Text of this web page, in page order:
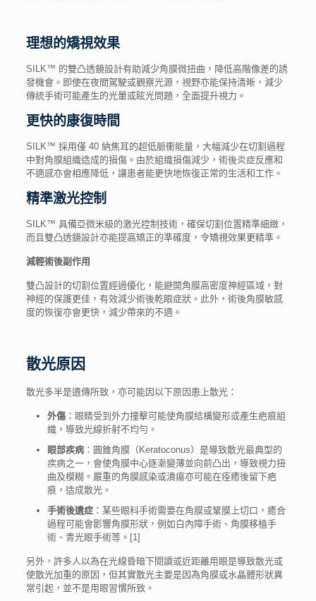
理想的矯視效果
SILK™ 的雙凸透鏡設計有助減少角膜微扭曲，降低高階像差的誘
發機會。即使在夜間駕駛或觀察光源，視野亦能保持清晰，減少
傳統手術可能產生的光暈或眩光問題，全面提升視力。
更快的康復時間
SILK™ 採用僅 40 納焦耳的超低脈衝能量，大幅減少在切割過程
中對角膜組織造成的損傷。由於組織損傷減少，術後炎症反應和
不適感亦會相應降低，讓患者能更快地恢復正常的生活和工作。
精準激光控制
SILK™ 具備亞微米級的激光控制技術，確保切割位置精準細緻，
而且雙凸透鏡設計亦能提高矯正的準確度，令矯視效果更精準。
減輕術後副作用
雙凸設計的切割位置經過優化，能避開角膜高密度神經區域，對
神經的保護更佳，有效減少術後乾眼症狀。此外，術後角膜敏感
度的恢復亦會更快，減少帶來的不適。
散光原因
散光多半是遺傳所致，亦可能因以下原因 患上散光：
外傷：眼睛受到外力撞擊可能使角膜結構變形或產生疤痕組
織，導致光線折射不均勻。
眼部疾病：圓錐角膜（Keratoconus）是導致散光最典型的
疾病之一，會使角膜中心逐漸變薄並向前凸出，導致視力扭
曲及模糊。嚴重的角膜感染或潰瘍亦可能在痊癒後留下疤
痕，造成散光。
手術後遺症：某些眼科手術需要在角膜或鞏膜上切口，癒合
過程可能會影響角膜形狀，例如白內障手術、角膜移植手
術、青光眼手術等。[1]
另外，許多人以為在光線昏暗下閱讀或近距離用眼是導致散光或
使散光加重的原因 ，但其實散光主要是因為角膜或水晶體形狀異
常引起，並不是用眼習慣所致。